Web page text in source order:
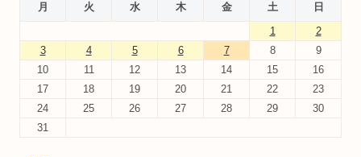
月 火 水 木 金 土
日
1
2
3
4 5 6 7 8
9
10
11 12 13 14 15
16
17
18 19 20 21 22
23
24
25 26 27 28 29
30
31